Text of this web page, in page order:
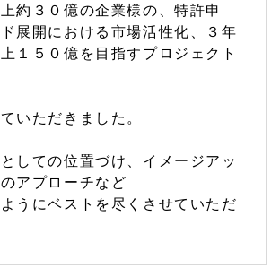
約３０億の企業様の、特許申
展開における市場活性化、３年
１５０億を目指すプロジェクト
いただきました。
しての位置づけ、イメージアッ
アプローチなど
うにベストを尽くさせていただ